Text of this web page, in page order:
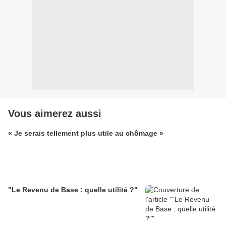
Vous aimerez aussi
« Je serais tellement plus utile au chômage »
"Le Revenu de Base : quelle utilité ?"